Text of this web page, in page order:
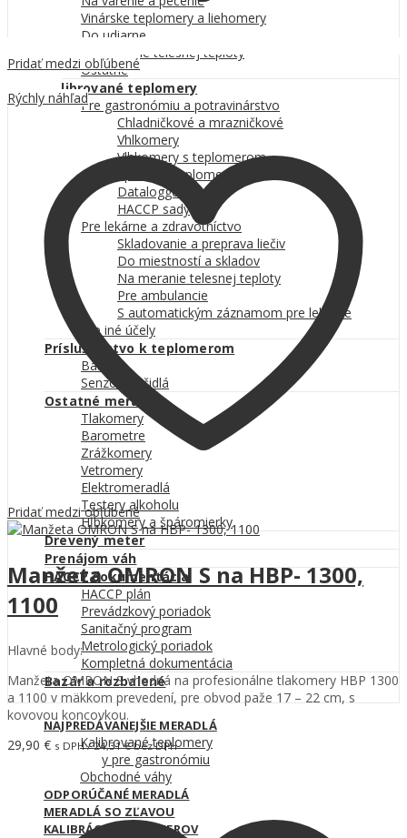
Vinárske teplomery a liehomery
Do udiarne
Na meranie telesnej teploty
Ostatné
Kalibrované teplomery
Pre gastronómiu a potravinárstvo
Chladničkové a mrazničkové
Vhlkomery
Vlhkomery s teplomerom
Vpichové teplomery
Dataloggery
HACCP sady
Pre lekárne a zdravotníctvo
Skladovanie a preprava liečiv
Do miestností a skladov
Na meranie telesnej teploty
Pre ambulancie
S automatickým záznamom pre lekárne
Pre iné účely
Príslušenstvo k teplomerom
Batérie
Senzory a čidlá
Ostatné meradlá
Tlakomery
Barometre
Zrážkomery
Vetromery
Elektromeradlá
Testery alkoholu
Hĺbkomery a špáromierky
Drevený meter
Prenájom váh
HACCP dokumentácia
HACCP plán
Prevádzkový poriadok
Sanitačný program
Metrologický poriadok
Kompletná dokumentácia
Bazár a rozbalené
NAJPREDÁVANEJŠIE MERADLÁ
Kalibrované teplomery
Váhy pre gastronómiu
Obchodné váhy
ODPORÚČANÉ MERADLÁ
MERADLÁ SO ZĽAVOU
KALIBRÁCIA TEPLOMEROV
Pridať medzi obľúbené
Rýchly náhľad
Pridať medzi obľúbené
Manžeta OMRON S na HBP- 1300,
1100
Hlavné body:
Manžeta OMRON S vhodná na profesionálne tlakomery HBP 1300
a 1100 v mäkkom prevedení, pre obvod paže 17 – 22 cm, s
kovovou koncovkou.
29,90 € s DPH /24,31€bez DPH